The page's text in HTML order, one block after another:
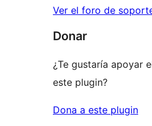
Ver el foro de
Donar
¿Te gustaría apoyar
este plugin?
Dona a este plugin